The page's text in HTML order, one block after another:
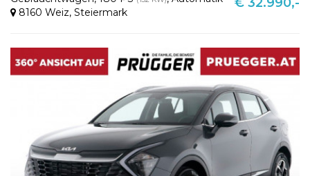
8160 Weiz, Steiermark